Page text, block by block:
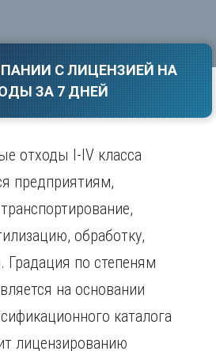
Севастополь
Симферополь
Смоленск
Сочи
Ставрополь
Т
Тверь
Тольятти
Томск
Тула
Тюмень
У
Улан-Удэ
Ульяновск
С ЛИЦЕНЗИЕЙ НА
ЗА 7 ДНЕЙ
отходы I-IV класса
предприятиям,
обработку,
Градация по степеням
на основании
каталога
лицензированию